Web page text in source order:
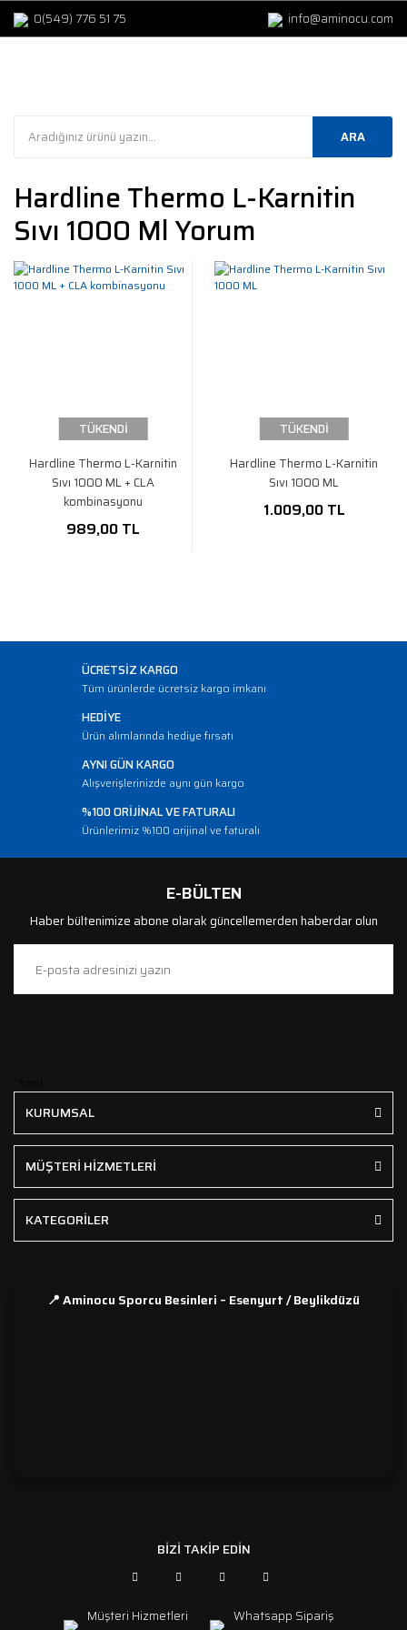
0(549) 776 51 75 info@aminocu.com
ARA
Hardline Thermo L-Karnitin
Sıvı 1000 Ml Yorum
TÜKENDİ
Hardline Thermo L-Karnitin
Sıvı 1000 ML + CLA
kombinasyonu
989,00 TL
TÜKENDİ
Hardline Thermo L-Karnitin
Sıvı 1000 ML
1.009,00 TL
ÜCRETSİZ KARGO
Tüm ürünlerde ücretsiz kargo imkanı
HEDİYE
Ürün alımlarında hediye fırsatı
AYNI GÜN KARGO
Alışverişlerinizde aynı gün kargo
%100 ORİJİNAL VE FATURALI
Ürünlerimiz %100 orijinal ve faturalı
E-BÜLTEN
Haber bültenimize abone olarak güncellemerden haberdar olun
KURUMSAL
MÜŞTERİ HİZMETLERİ
KATEGORİLER
📍 Aminocu Sporcu Besinleri – Esenyurt / Beylikdüzü
BİZİ TAKİP EDİN
Müşteri Hizmetleri Whatsapp Sipariş